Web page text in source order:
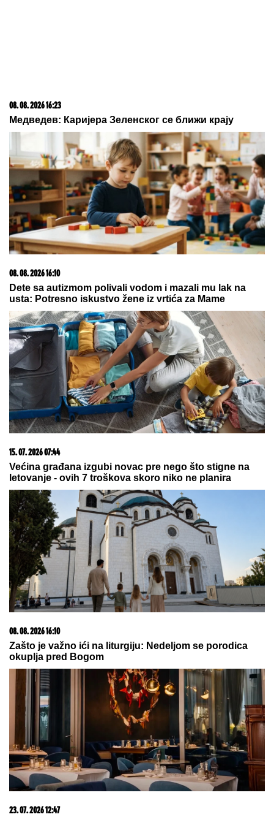
Dnevni horoskop za subotu, 8.
avgust: Škorpija brine zbog
DVOSMISLENE PORUKE, a NJIMA će
teško pasti emotivna opomena
ŽENI SE DEJAN STANKOVIĆ KRALJ!
Prelepa doktorka u raskošnoj
venčanici, on u odelu sa crvenom
kravatom: Ne skidaju osmeh pred
crkveno venčanje
"Ocu ne mogu da oprostim, i danas osećam njegov
kaiš, a REČI MOJE MAJKE SVE GOVORE": Anica
Milenković za podkast "Životna priča" o bolnom
odrastanju
Asmin podelio Majin SNIMAK posle
DRAME I RAZBIJENE ŠOFERKE - svi